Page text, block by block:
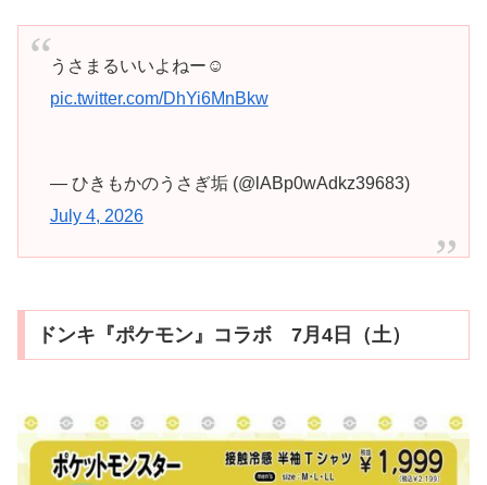
うさまるいいよねー☺️
pic.twitter.com/DhYi6MnBkw
— ひきもかのうさぎ垢 (@lABp0wAdkz39683)
July 4, 2026
ドンキ『ポケモン』コラボ 7月4日（土）